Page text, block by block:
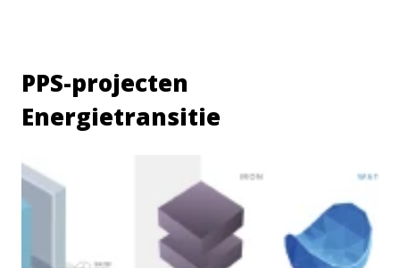
PPS-projecten
Energietransitie